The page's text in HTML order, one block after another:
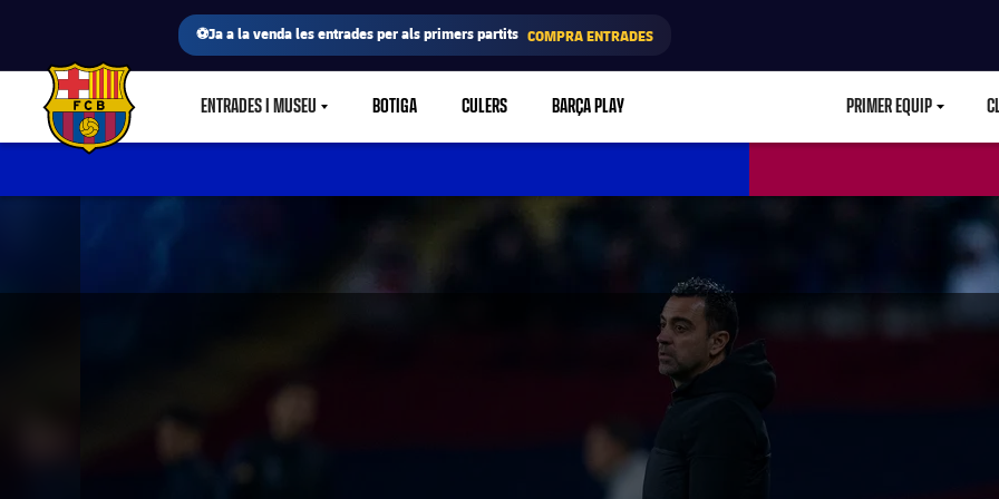
⚽Ja a la venda les entrades per als primers partits COMPRA ENTRADES
FC Barcelona club badge ENTRADES I MUSEULABEL.SHARE.CARETDOWN
BOTIGA CULERS BARÇA PLAY PRIMER EQUIP